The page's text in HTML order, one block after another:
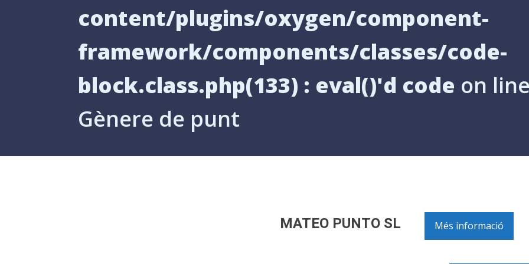
content/plugins/oxygen/component-
framework/components/classes/code-
block.class.php(133) : eval()'d code on
Gènere de punt
MATEO PUNTO SL Més informació